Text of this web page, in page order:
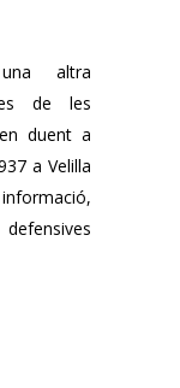
altra
de les
duent a
a Velilla